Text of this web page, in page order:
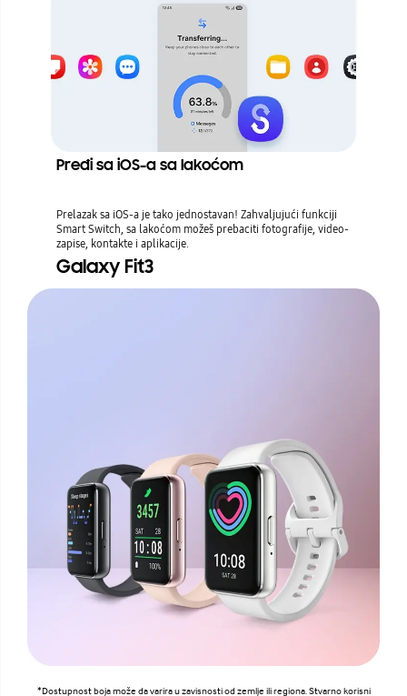
Pređi sa iOS-a sa lakoćom
Prelazak sa iOS-a je tako jednostavan! Zahvaljujući funkciji
Smart Switch, sa lakoćom možeš prebaciti fotografije, video-
zapise, kontakte i aplikacije.
Galaxy Fit3
*Dostupnost boja može da varira u zavisnosti od zemlje ili regiona. Stvarno korisni